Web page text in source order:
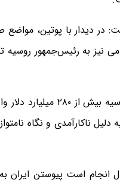
در دیدار با پوتین،
نیز به رئیس‌جمهور روسیه
عضو کمیسیون اقتصادی مجلس با اشاره به سهم ایران از بازار روسیه گفت: روسیه
ناکارآمدی و نگاه
انجام است پیوستن ایران